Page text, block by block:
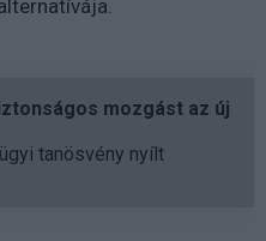
mozgást az új
tanösvény nyílt